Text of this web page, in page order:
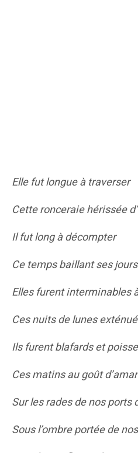
Elle fut longue à traverser
Cette ronceraie hérissée
Il fut long à décompter
Ce temps baillant ses
Elles furent interminables
Ces nuits de lunes
Ils furent blafards et
Ces matins au goût
Sur les rades de nos ports
Sous l’ombre portée de